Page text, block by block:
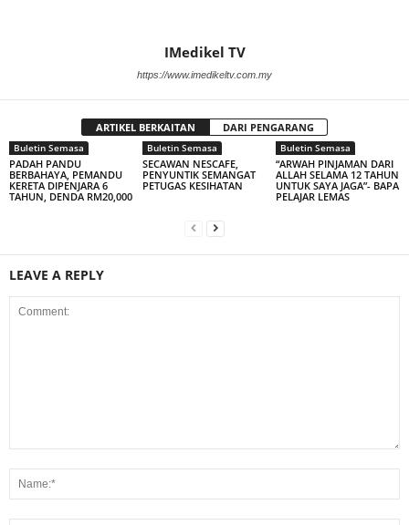
IMedikel TV
https://www.imedikeltv.com.my
ARTIKEL BERKAITAN DARI PENGARANG
Buletin Semasa
PADAH PANDU
BERBAHAYA, PEMANDU
KERETA DIPENJARA 6
TAHUN, DENDA RM20,000
Buletin Semasa
SECAWAN NESCAFE,
PENYUNTIK SEMANGAT
PETUGAS KESIHATAN
Buletin Semasa
“ARWAH PINJAMAN DARI
ALLAH SELAMA 12 TAHUN
UNTUK SAYA JAGA”- BAPA
PELAJAR LEMAS
LEAVE A REPLY